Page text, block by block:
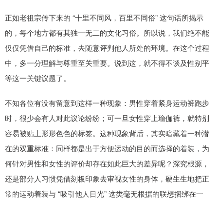
正如老祖宗传下来的 “十里不同风，百里不同俗” 这句话所揭示
的，每个地方都有其独一无二的文化习俗。所以说，我们绝不能
仅仅凭借自己的标准，去随意评判他人所处的环境。在这个过程
中，多一分理解与尊重至关重要。说到这，就不得不谈及性别平
等这一关键议题了。
不知各位有没有留意到这样一种现象：男性穿着紧身运动裤跑步
时，很少会有人对此议论纷纷；可一旦女性穿上瑜伽裤，就特别
容易被贴上形形色色的标签。这种现象背后，其实暗藏着一种潜
在的双重标准：同样都是出于方便运动的目的而选择的着装，为
何针对男性和女性的评价却存在如此巨大的差异呢？深究根源，
还是部分人习惯凭借刻板印象去审视女性的身体，硬生生地把正
常的运动着装与 “吸引他人目光” 这类毫无根据的联想捆绑在一